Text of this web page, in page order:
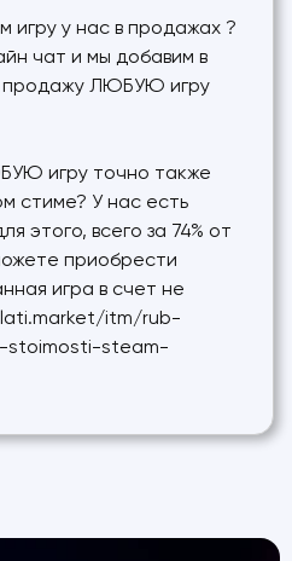
игру у нас в продажах ?
чат и мы добавим в
продажу ЛЮБУЮ игру
игру точно также
стиме? У нас есть
этого, всего за 74% от
приобрести
игра в счет не
itm/rub-
stoimosti-steam-